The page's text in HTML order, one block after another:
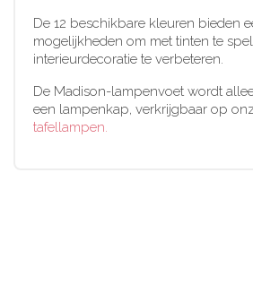
De 12 beschikbare kleuren bieden
mogelijkheden om met tinten te
interieurdecoratie te verbeteren.
De Madison-lampenvoet wordt
een lampenkap, verkrijgbaar op
tafellampen.